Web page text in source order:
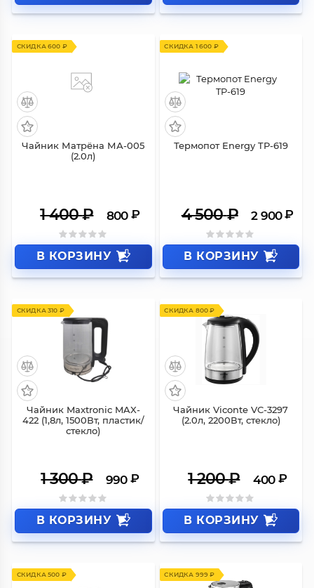
Чайник Матрёна МА-005
(2.0л)
1 400₽ 800 ₽
В КОРЗИНУ
СКИДКА 1 600 ₽
Термопот Energy TP-619
4 500₽ 2 900 ₽
В КОРЗИНУ
Чайник Maxtronic MAX-
422 (1,8л, 1500Вт, пластик/
стекло)
1 300₽ 990 ₽
В КОРЗИНУ
Чайник Viconte VC-3297
(2.0л, 2200Вт, стекло)
1 200₽ 400 ₽
В КОРЗИНУ